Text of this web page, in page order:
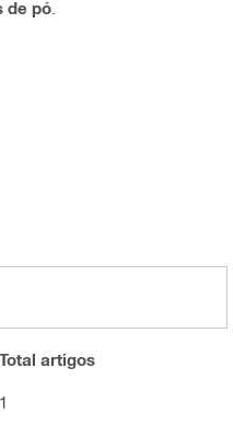
de pó
Total artigos
1